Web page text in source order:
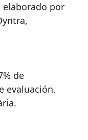
por
de
evaluación,